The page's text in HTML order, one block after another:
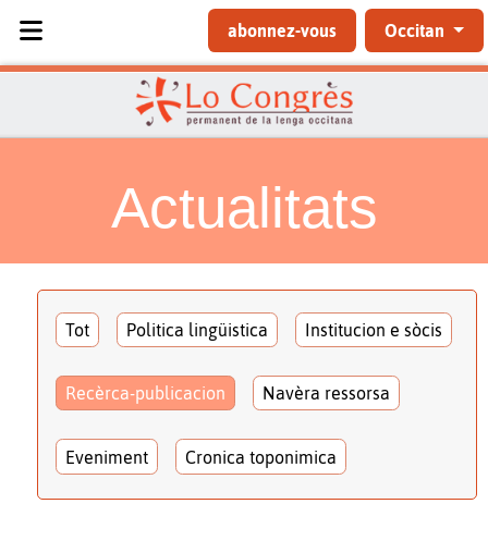
abonnez-vous Occitan
Actualitats
Tot Politica lingüistica Institucion e sòcis
Recèrca-publicacion Navèra ressorsa
Eveniment Cronica toponimica